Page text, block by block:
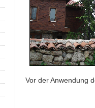
Vor der Anwendung